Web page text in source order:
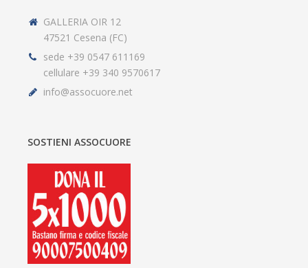
GALLERIA OIR 12
47521 Cesena (FC)
sede +39 0547 611169
cellulare +39 340 9570617
info@assocuore.net
SOSTIENI ASSOCUORE